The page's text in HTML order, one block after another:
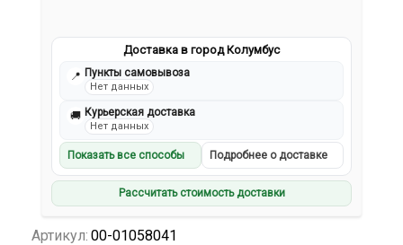
Доставка в город Колумбус
📍 Пункты самовывоза
Нет данных
🚚 Курьерская доставка
Нет данных
Показать все способы Подробнее о доставке
Рассчитать стоимость доставки
Артикул: 00-01058041